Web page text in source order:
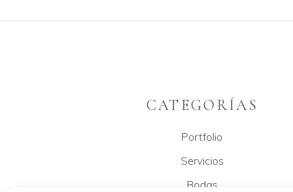
CATEGORÍAS
Portfolio
Servicios
Bodas